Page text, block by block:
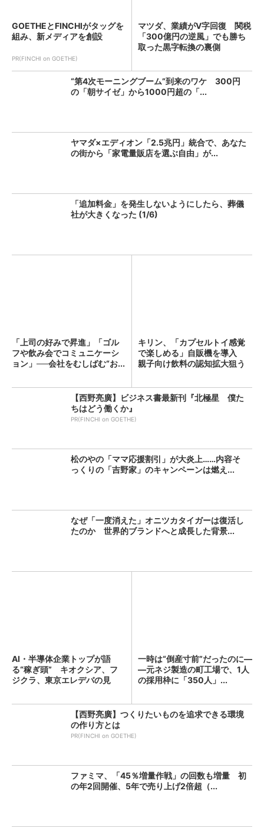
GOETHEとFINCHIがタッグを
組み、新メディアを創設
PR(FINCHI on GOETHE)
マツダ、業績がV字回復 関税
「300億円の逆風」でも勝ち
取った黒字転換の裏側
“第4次モーニングブーム”到来のワケ 300円
の「朝サイゼ」から1000円超の「...
ヤマダ×エディオン「2.5兆円」統合で、あなた
の街から「家電量販店を選ぶ自由」が...
「追加料金」を発生しないようにしたら、葬儀
社が大きくなった (1/6)
「上司の好みで昇進」「ゴル
フや飲み会でコミュニケーシ
ョン」──会社をむしばむ“お...
キリン、「カプセルトイ感覚
で楽しめる」自販機を導入
親子向け飲料の認知拡大狙う
【西野亮廣】ビジネス書最新刊『北極星 僕た
ちはどう働くか』
PR(FINCHI on GOETHE)
松のやの「ママ応援割引」が大炎上……内容そ
っくりの「吉野家」のキャンペーンは燃え...
なぜ「一度消えた」オニツカタイガーは復活し
たのか 世界的ブランドへと成長した背景...
AI・半導体企業トップが語
る“稼ぎ頭” キオクシア、フ
ジクラ、東京エレデバの見
一時は“倒産寸前”だったのに―
―元ネジ製造の町工場で、1人
の採用枠に「350人」...
【西野亮廣】つくりたいものを追求できる環境
の作り方とは
PR(FINCHI on GOETHE)
ファミマ、「45％増量作戦」の回数も増量 初
の年2回開催、5年で売り上げ2倍超（...